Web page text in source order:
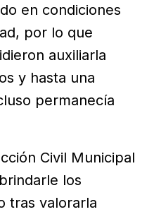
en condiciones
por lo que
auxiliarla
y hasta una
permanecía
Civil Municipal
los
tras valorarla